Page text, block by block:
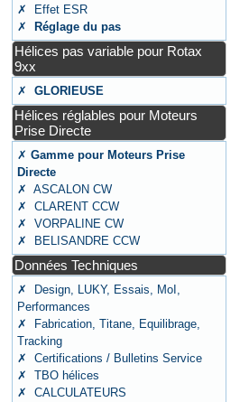
✗ Effet ESR
✗
Réglage du pas
Hélices pas variable pour Rotax
9xx
✗GLORIEUSE
Hélices réglables pour Moteurs
Prise Directe
✗Gamme pour Moteurs Prise
Directe
✗ ASCALON CW
✗ CLARENT CCW
✗ VORPALINE CW
✗ BELISANDRE CCW
Données Techniques
✗ Design, LUKY, Essais, MoI,
Performances
✗ Fabrication, Titane, Equilibrage,
Tracking
✗ Certifications / Bulletins Service
✗ TBO hélices
✗ CALCULATEURS